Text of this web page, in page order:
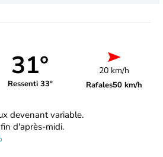
31°
Ressenti 33°
20 km/h
Rafales50 km/h
devenant variable.
d'après-midi.